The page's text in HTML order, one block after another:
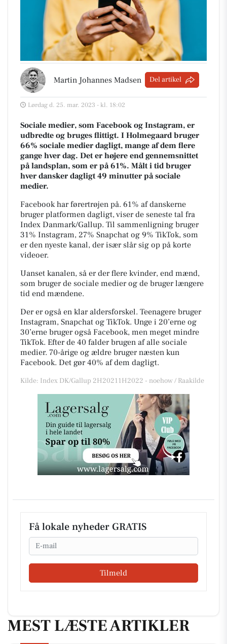
Martin Johannes Madsen Del artikel
Lørdag d. 25. mar. 2023 - kl. 18:02
Sociale medier, som Facebook og Instagram, er
udbredte og bruges flittigt. I Holmegaard bruger
66% sociale medier dagligt, mange af dem flere
gange hver dag. Det er højere end gennemsnittet
på landsplan, som er på 61%. Målt i tid bruger
hver dansker dagligt 49 minutter på sociale
medier.
Facebook har førertrøjen på. 61% af danskerne
bruger platformen dagligt, viser de seneste tal fra
Index Danmark/Gallup. Til sammenligning bruger
31% Instagram, 27% Snapchat og 9% TikTok, som
er den nyeste kanal, der især slår sig op på korte
videoer.
Uanset kanalen, så er der flere kvinder, end mænd,
som bruger de sociale medier og de bruger længere
tid end mændene.
Der er også en klar aldersforskel. Teenagere bruger
Instagram, Snapchat og TikTok. Unge i 20’erne og
30’erne bruger også Facebook, men meget mindre
TikTok. Efter de 40 falder brugen af alle sociale
medier. 70-årige og ældre bruger næsten kun
Facebook. Det gør 40% af dem dagligt.
Kilde: Index DK/Gallup 2H20211H2022 - noehow / Raakilde
Få lokale nyheder GRATIS
Email
Tilmeld
MEST LÆSTE ARTIKLER